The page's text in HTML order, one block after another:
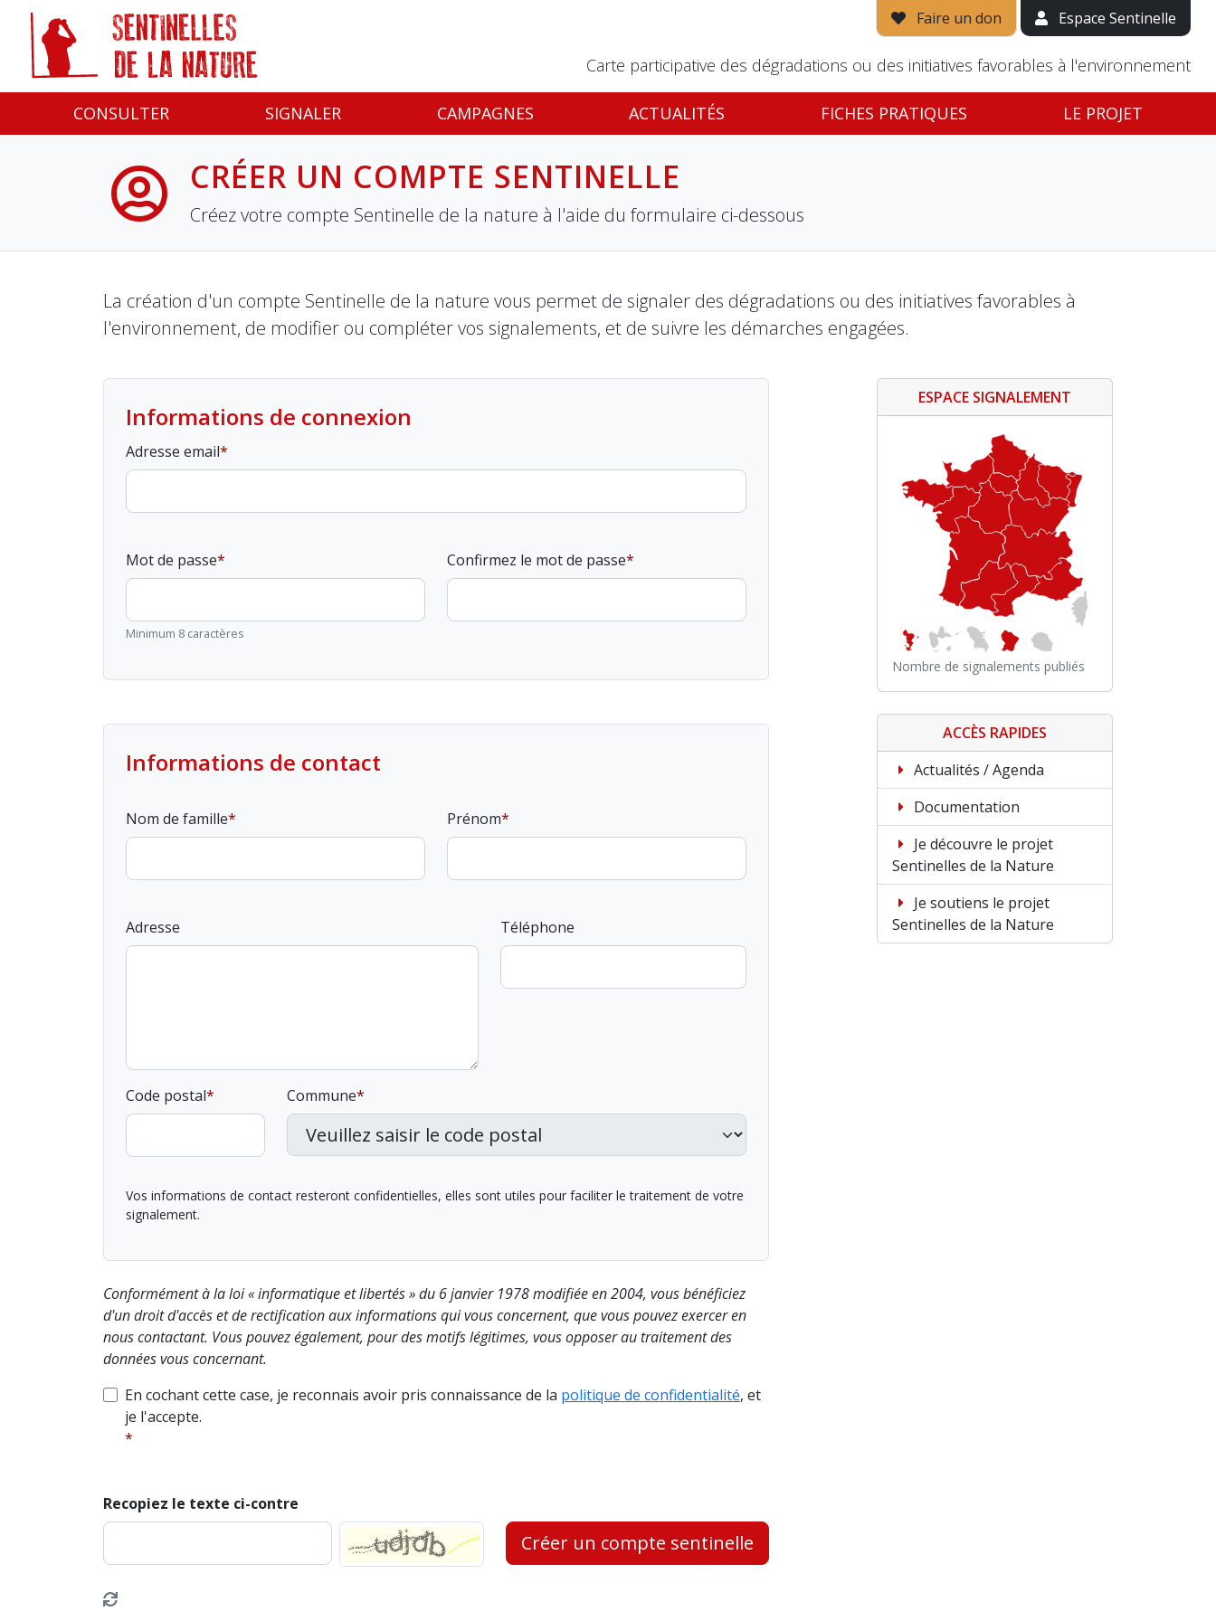
Faire un don Espace Sentinelle
Carte participative des dégradations ou des initiatives favorables à l'environnement
CONSULTER SIGNALER CAMPAGNES ACTUALITÉS FICHES PRATIQUES LE PROJET
CRÉER UN COMPTE SENTINELLE
Créez votre compte Sentinelle de la nature à l'aide du formulaire ci-dessous
La création d'un compte Sentinelle de la nature vous permet de signaler des dégradations ou des initiatives favorables à
l'environnement, de modifier ou compléter vos signalements, et de suivre les démarches engagées.
Informations de connexion
Adresse email
Mot de passe
Minimum 8 caractères
Confirmez le mot de passe
Informations de contact
Nom de famille Prénom
Adresse Téléphone
Code postal Commune
Vos informations de contact resteront confidentielles, elles sont utiles pour faciliter le traitement de votre
signalement.
Conformément à la loi « informatique et libertés » du 6 janvier 1978 modifiée en 2004, vous bénéficiez
d'un droit d'accès et de rectification aux informations qui vous concernent, que vous pouvez exercer en
nous contactant. Vous pouvez également, pour des motifs légitimes, vous opposer au traitement des
données vous concernant.
En cochant cette case, je reconnais avoir pris connaissance de la politique de confidentialité, et
je l'accepte.
Recopiez le texte ci-contre
Créer un compte sentinelle
ESPACE SIGNALEMENT
Nombre de signalements publiés
ACCÈS RAPIDES
Actualités / Agenda
Documentation
Je découvre le projet
Sentinelles de la Nature
Je soutiens le projet
Sentinelles de la Nature
Panneau de gestion des cookies